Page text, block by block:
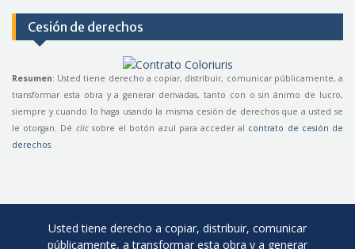
Cesión de derechos
Resumen: Usted tiene derecho a copiar, distribuir, comunicar públicamente, a
transformar esta obra y a generar derivadas, tanto con o sin ánimo de lucro,
siempre y cuando lo haga usando la misma cesión de derechos que a usted se
le otorgan. Dé clicsobre el botón azul para acceder al contrato de cesión de
derechos
Usted tiene derecho a copiar, distribuir, comunicar
públicamente, a transformar esta obra y a generar